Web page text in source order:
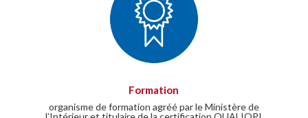
Formation
organisme de formation agréé par le Ministère de